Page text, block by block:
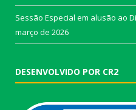
Sessão Especial em alusão ao
março de 2026
DESENVOLVIDO POR CR2